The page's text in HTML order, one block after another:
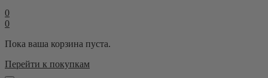
0
0
Пока ваша корзина пуста.
Перейти к покупкам